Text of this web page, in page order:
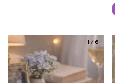
1 /6